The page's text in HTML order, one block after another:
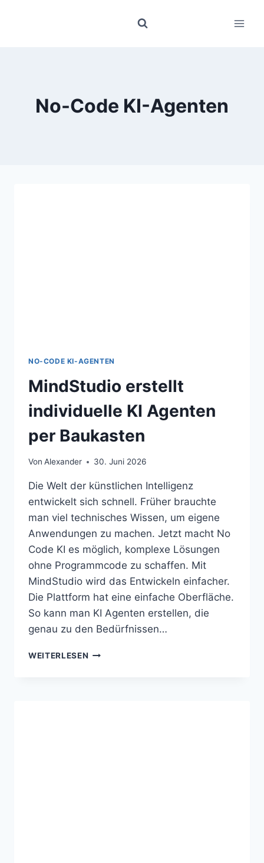
No-Code KI-Agenten
NO-CODE KI-AGENTEN
MindStudio erstellt
individuelle KI Agenten
per Baukasten
Von Alexander 30. Juni 2026
Die Welt der künstlichen Intelligenz
entwickelt sich schnell. Früher brauchte
man viel technisches Wissen, um eigene
Anwendungen zu machen. Jetzt macht No
Code KI es möglich, komplexe Lösungen
ohne Programmcode zu schaffen. Mit
MindStudio wird das Entwickeln einfacher.
Die Plattform hat eine einfache Oberfläche.
So kann man KI Agenten erstellen, die
genau zu den Bedürfnissen…
WEITERLESEN MINDSTUDIO